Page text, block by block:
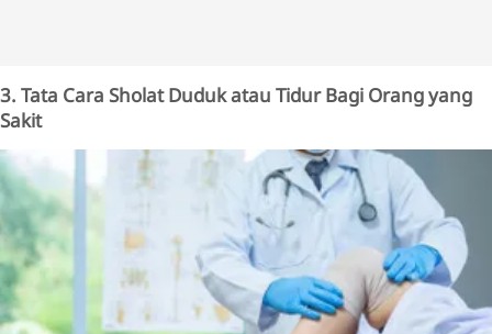
3. Tata Cara Sholat Duduk atau Tidur Bagi Orang yang
Sakit